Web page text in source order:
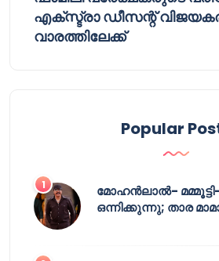
എക്സ്ട്രാ ഡീസന്റ്
വാരത്തിലേക്ക്‌
Popular
മോഹൻലാൽ- മമ്മൂട്ടി-
ഒന്നിക്കുന്നു; താര